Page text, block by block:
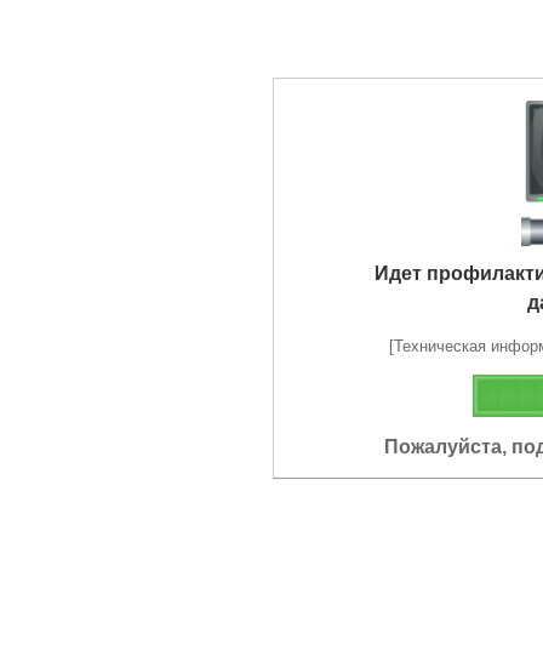
Идет
[Техническая
Пожалуйста,